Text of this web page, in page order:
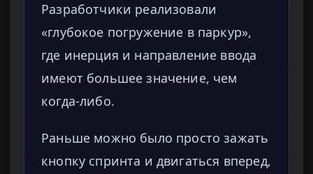
Разработчики реализовали
«глубокое погружение в паркур»,
где инерция и направление ввода
имеют большее значение, чем
когда-либо.
Раньше можно было просто зажать
кнопку спринта и двигаться вперед,